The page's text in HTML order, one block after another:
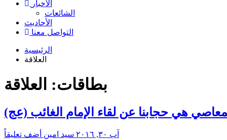
الأخبار
الشائعات
الأحادیث
التواصل معنا
الرئيسية
العلاقة
بطاقات: العلاقة
هي حجابنا عن لقاء الإمام الغائب (عج)
آب ٣٠, ٢٠١٦ سید امین أضف تعليقاً